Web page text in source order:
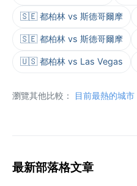
🇸🇪 都柏林 vs 斯德哥爾摩
🇸🇪 都柏林 vs 斯德哥爾摩
🇺🇸 都柏林 vs Las Vegas
瀏覽其他比較： 目前最熱的城市
最新部落格文章